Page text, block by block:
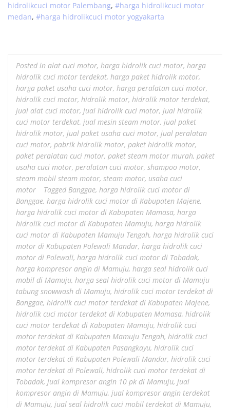
hidrolikcuci motor Palembang, #harga hidrolikcuci motor
medan, #harga hidrolikcuci motor yogyakarta
Posted in alat cuci motor, harga hidrolik cuci motor, harga
hidrolik cuci motor terdekat, harga paket hidrolik motor,
harga paket usaha cuci motor, harga peralatan cuci motor,
hidrolik cuci motor, hidrolik motor, hidrolik motor terdekat,
jual alat cuci motor, jual hidrolik cuci motor, jual hidrolik
cuci motor terdekat, jual mesin steam motor, jual paket
hidrolik motor, jual paket usaha cuci motor, jual peralatan
cuci motor, pabrik hidrolik motor, paket hidrolik motor,
paket peralatan cuci motor, paket steam motor murah, paket
usaha cuci motor, peralatan cuci motor, shampoo motor,
steam mobil steam motor, steam motor, usaha cuci
motor
Tagged Banggae, harga hidrolik cuci motor di
Banggae, harga hidrolik cuci motor di Kabupaten Majene,
harga hidrolik cuci motor di Kabupaten Mamasa, harga
hidrolik cuci motor di Kabupaten Mamuju, harga hidrolik
cuci motor di Kabupaten Mamuju Tengah, harga hidrolik cuci
motor di Kabupaten Polewali Mandar, harga hidrolik cuci
motor di Polewali, harga hidrolik cuci motor di Tobadak,
harga kompresor angin di Mamuju, harga seal hidrolik cuci
mobil di Mamuju, harga seal hidrolik cuci motor di Mamuju
tabung snowwash di Mamuju, hidrolik cuci motor terdekat di
Banggae, hidrolik cuci motor terdekat di Kabupaten Majene,
hidrolik cuci motor terdekat di Kabupaten Mamasa, hidrolik
cuci motor terdekat di Kabupaten Mamuju, hidrolik cuci
motor terdekat di Kabupaten Mamuju Tengah, hidrolik cuci
motor terdekat di Kabupaten Pasangkayu, hidrolik cuci
motor terdekat di Kabupaten Polewali Mandar, hidrolik cuci
motor terdekat di Polewali, hidrolik cuci motor terdekat di
Tobadak, jual kompresor angin 10 pk di Mamuju, jual
kompresor angin di Mamuju, jual kompresor angin terdekat
di Mamuju, jual seal hidrolik cuci mobil terdekat di Mamuju,